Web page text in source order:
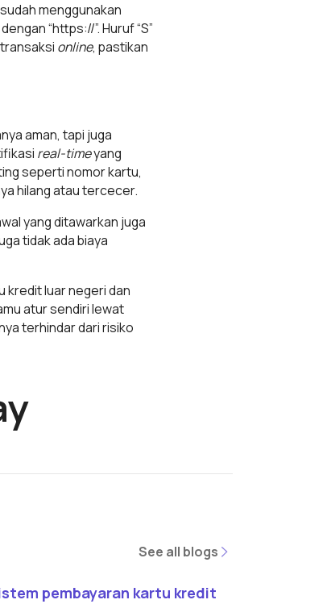
menggunakan
“https://”. Huruf “S”
online, pastikan
aman, tapi juga
real-timeyang
seperti nomor kartu,
hilang atau tercecer.
yang ditawarkan juga
tidak ada biaya
kredit luar negeri dan
atur sendiri lewat
terhindar dari risiko
See all blogs
See all blogs
pembayaran kartu kredit